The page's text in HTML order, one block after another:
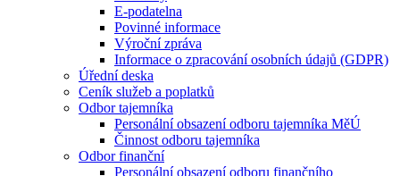
E-podatelna
Povinné informace
Výroční zpráva
Informace o zpracování osobních údajů (GDPR)
Úřední deska
Ceník služeb a poplatků
Odbor tajemníka
Personální obsazení odboru tajemníka MěÚ
Činnost odboru tajemníka
Odbor finanční
Personální obsazení odboru finančního